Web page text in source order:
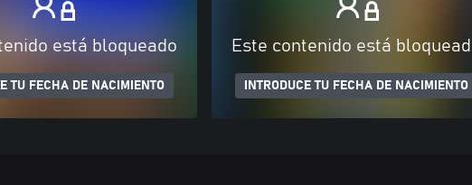
está bloqueado
TU FECHA DE NACIMIENTO
Este contenido está
INTRODUCE TU FECHA DE NACIMIENTO